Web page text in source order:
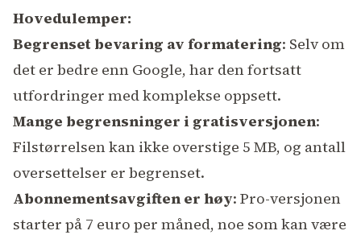
Hovedulemper:
Begrenset bevaring av formatering: Selv om
det er bedre enn Google, har den fortsatt
utfordringer med komplekse oppsett.
Mange begrensninger i gratisversjonen:
Filstørrelsen kan ikke overstige 5 MB, og antall
oversettelser er begrenset.
Abonnementsavgiften er høy: Pro-versjonen
starter på 7 euro per måned, noe som kan være